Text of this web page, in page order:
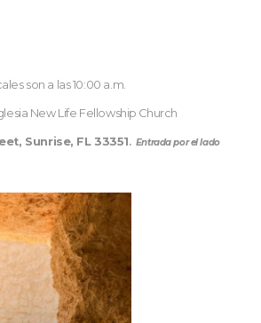
son a las 10:00 a.m.
New Life Fellowship Church
Sunrise, FL 33351. Entrada por el lado